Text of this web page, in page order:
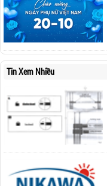
Tin Xem Nhiều